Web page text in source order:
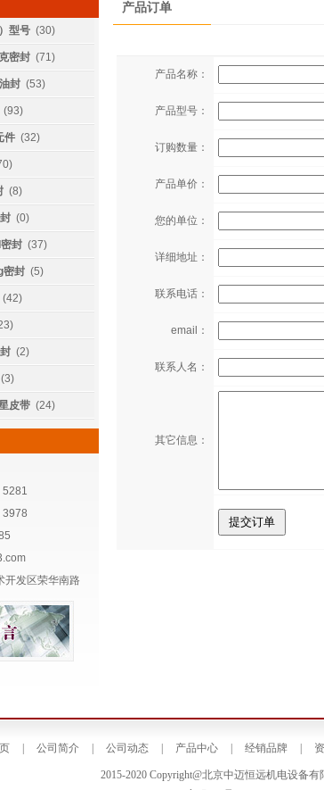
型号 (30)
密封 (71)
封 (53)
(93)
件 (32)
(8)
(0)
封 (37)
密封 (5)
(42)
(2)
(3)
皮带 (24)
5281
3978
开发区荣华南路
产品订单
产品名称：
产品型号：
订购数量：
产品单价：
您的单位：
详细地址：
联系电话：
email：
联系人名：
其它信息：
公司简介 公司动态 产品中心 经销品牌
2015-2020 Copyright@北京中迈恒远机电设备